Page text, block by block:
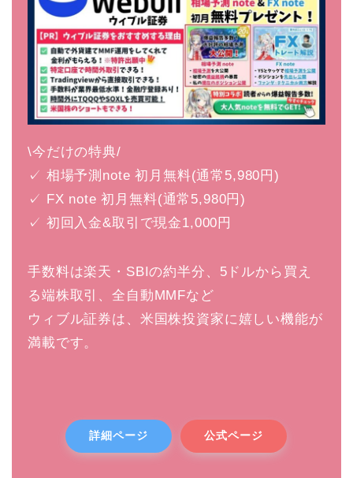
\今だけの特典/
✓ 相場予測note 初月無料(通常5,980円)
✓ FX note 初月無料(通常5,980円)
✓ 初回入金&取引で現金1,000円
手数料は楽天・SBIの約半分、5ドルから買え
る端株取引、全自動MMFなど
ウィブル証券は、米国株投資家に嬉しい機能が
満載です。
詳細ページ 公式ページ